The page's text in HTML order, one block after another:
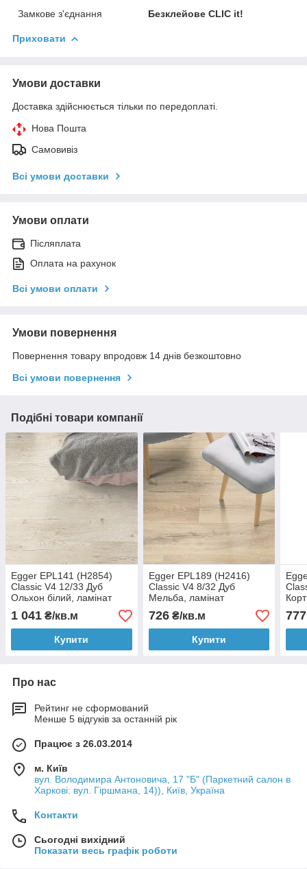
Замкове з'єднання
Безклейове CLIC it!
Приховати
Умови доставки
Доставка здійснюється тільки по передоплаті.
Нова Пошта
Самовивіз
Всі умови доставки
Умови оплати
Післяплата
Оплата на рахунок
Всі умови оплати
Умови повернення
Повернення товару впродовж 14 днів безкоштовно
Всі умови повернення
Подібні товари компанії
Egger EPL141 (H2854)
Classic V4 12/33 Дуб
Ольхон білий, ламінат
1 041 ₴/кв.м
Купити
Egger EPL189 (H2416)
Classic V4 8/32 Дуб
Мельба, ламінат
726₴/кв.м
Купити
777
Про нас
Рейтинг не сформований
Менше 5 відгуків за останній рік
Працює з 26.03.2014
м. Київ
вул. Володимира Антоновича, 17 "Б" (Паркетний салон в
Харкові: вул. Гіршмана, 14)), Київ, Україна
Контакти
Сьогодні вихідний
Показати весь графік роботи